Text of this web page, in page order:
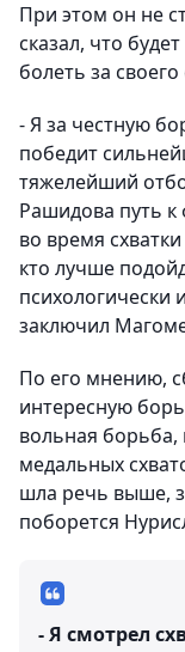
При этом он не
сказал, что
болеть за
- Я за честную
победит
тяжелейший
Рашидова путь к
во время
кто лучше
психологически
заключил
По его мнению,
интересную
вольная
медальных
шла речь выше,
поборется
- Я смотрел